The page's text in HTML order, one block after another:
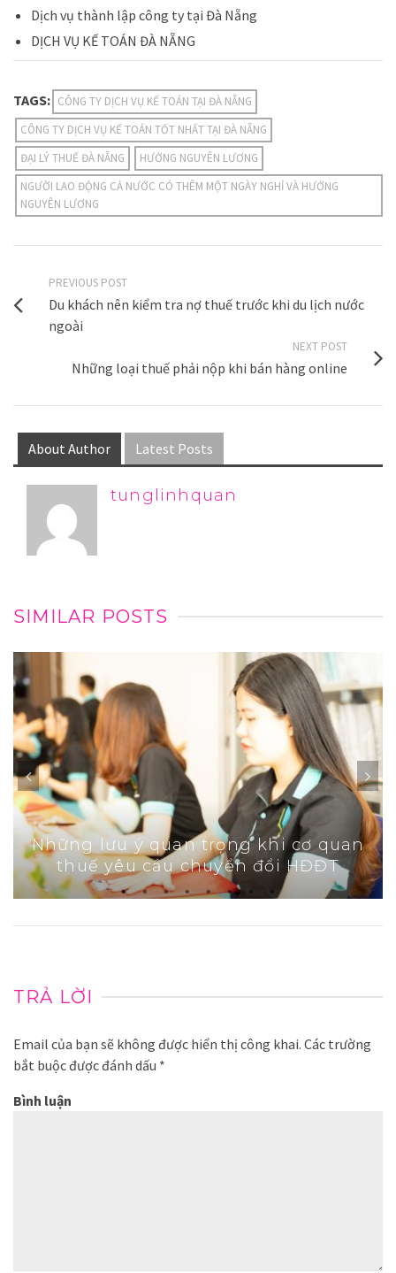
Dịch vụ thành lập công ty tại Đà Nẵng
DỊCH VỤ KẾ TOÁN ĐÀ NẴNG
TAGS: CÔNG TY DỊCH VỤ KẾ TOÁN TẠI ĐÀ NẴNG
CÔNG TY DỊCH VỤ KẾ TOÁN TỐT NHẤT TẠI ĐÀ NẴNG
ĐẠI LÝ THUẾ ĐÀ NẴNG
HƯỞNG NGUYÊN LƯƠNG
NGƯỜI LAO ĐỘNG CẢ NƯỚC CÓ THÊM MỘT NGÀY NGHỈ VÀ HƯỞNG
NGUYÊN LƯƠNG
PREVIOUS POST
Du khách nên kiểm tra nợ thuế trước khi du lịch nước
ngoài
NEXT POST
Những loại thuế phải nộp khi bán hàng online
About Author Latest Posts
tunglinhquan
SIMILAR POSTS
Những lưu ý quan trọng khi cơ quan
thuế yêu cầu chuyển đổi HĐĐT
TRẢ LỜI
Email của bạn sẽ không được hiển thị công khai. Các trường
bắt buộc được đánh dấu *
Bình luận